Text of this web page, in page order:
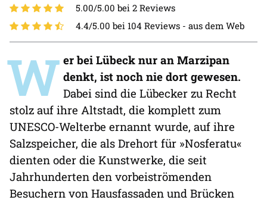
5.00/5.00 bei 2 Reviews
4.4/5.00 bei 104 Reviews - aus dem Web
W er bei Lübeck nur an Marzipan
denkt, ist noch nie dort gewesen.
Dabei sind die Lübecker zu Recht
stolz auf ihre Altstadt, die komplett zum
UNESCO-Welterbe ernannt wurde, auf ihre
Salzspeicher, die als Drehort für »Nosferatu«
dienten oder die Kunstwerke, die seit
Jahrhunderten den vorbeiströmenden
Besuchern von Hausfassaden und Brücken